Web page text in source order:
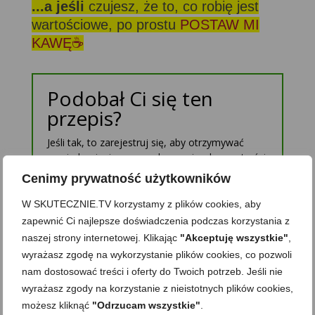
Cenimy prywatność użytkowników
W SKUTECZNIE.TV korzystamy z plików cookies, aby
zapewnić Ci najlepsze doświadczenia podczas korzystania z
naszej strony internetowej. Klikając "Akceptuję wszystkie"
wyrażasz zgodę na wykorzystanie plików cookies, co pozwoli
nam dostosować treści i oferty do Twoich potrzeb. Jeśli nie
wyrażasz zgody na korzystanie z nieistotnych plików cookies,
możesz kliknąć "Odrzucam wszystkie"
...a jeśli czujesz, że to, co robię jest
wartościowe, po prostu POSTAW MI
KAWĘ☕
Podobał Ci się ten
przepis?
Jeśli tak, to zarejestruj się, aby otrzymywać
powiadomienia o nowych przepisach oraz treści
tylko dla Subskrybentów. Zawsze możesz się
wypisać. Nie ujawnię nikomu Twojego adresu.
Zapisz mnie